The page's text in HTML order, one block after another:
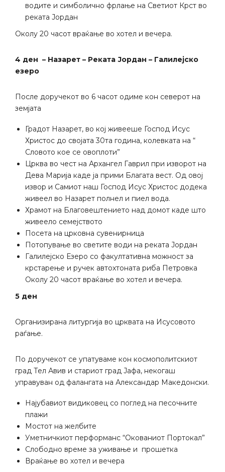
водите и симболично фрлање на Светиот Крст во
реката Јордан
Околу 20 часот враќање во хотел и вечера.
4 ден – Назарет – Реката Јордан – Галилејско
езеро
После доручекот во 6 часот одиме кон северот на
земјата
Градот Назарет, во кој живееше Господ Исус
Христос до својата 30та година, колевката на “
Словото кое се овоплоти”
Црква во чест на Архангел Гаврил при изворот на
Дева Марија каде ја прими Благата вест. Од овој
извор и Самиот наш Господ Исус Христос додека
живеел во Назарет полнел и пиел вода.
Храмот на Благовештението над домот каде што
живеело семејството
Посета на црковна сувенирница
Потопување во светите води на реката Јордан
Галилејско Езеро со факултативна можност за
крстарење и ручек автохтоната риба Петровка
Околу 20 часот враќање во хотел и вечера.
5 ден
Организирана литургија во црквата на Исусовото
раѓање.
По доручекот се упатуваме кон космополитскиот
град Тел Авив и стариот град Јафа, некогаш
управуван од фалангата на Александар Македонски.
Најубавиот видиковец со поглед на песочните
плажи
Мостот на желбите
Уметничкиот перформанс “Окованиот Портокал”
Слободно време за уживање и прошетка
Враќање во хотел и вечера